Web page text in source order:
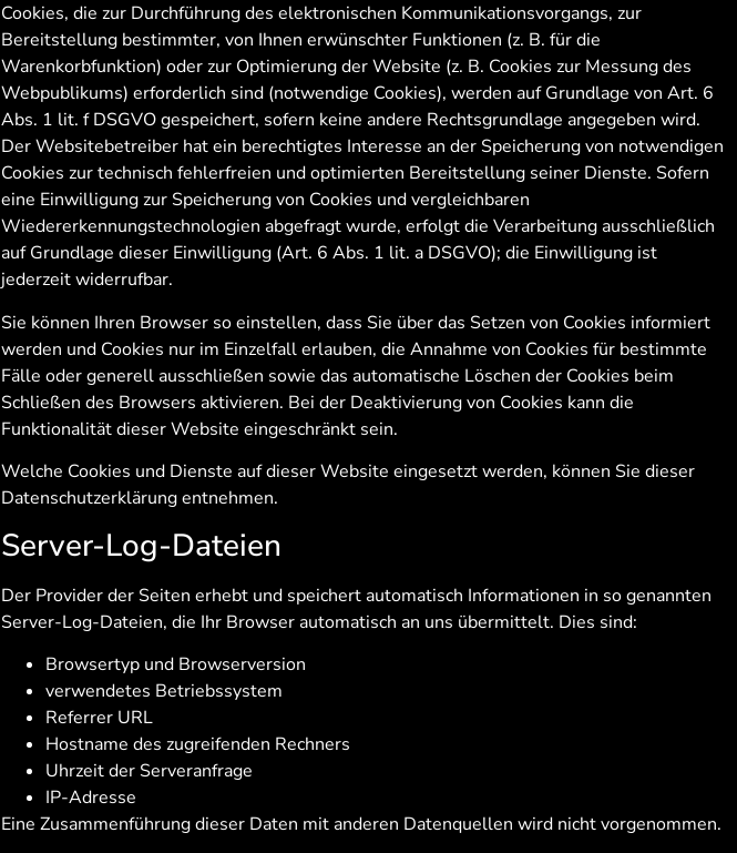
Cookies, die zur Durchführung des elektronischen Kommunikationsvorgangs, zur
Bereitstellung bestimmter, von Ihnen erwünschter Funktionen (z. B. für die
Warenkorbfunktion) oder zur Optimierung der Website (z. B. Cookies zur Messung des
Webpublikums) erforderlich sind (notwendige Cookies), werden auf Grundlage von Art. 6
Abs. 1 lit. f DSGVO gespeichert, sofern keine andere Rechtsgrundlage angegeben wird.
Der Websitebetreiber hat ein berechtigtes Interesse an der Speicherung von notwendigen
Cookies zur technisch fehlerfreien und optimierten Bereitstellung seiner Dienste. Sofern
eine Einwilligung zur Speicherung von Cookies und vergleichbaren
Wiedererkennungstechnologien abgefragt wurde, erfolgt die Verarbeitung ausschließlich
auf Grundlage dieser Einwilligung (Art. 6 Abs. 1 lit. a DSGVO); die Einwilligung ist
jederzeit widerrufbar.
Sie können Ihren Browser so einstellen, dass Sie über das Setzen von Cookies informiert
werden und Cookies nur im Einzelfall erlauben, die Annahme von Cookies für bestimmte
Fälle oder generell ausschließen sowie das automatische Löschen der Cookies beim
Schließen des Browsers aktivieren. Bei der Deaktivierung von Cookies kann die
Funktionalität dieser Website eingeschränkt sein.
Welche Cookies und Dienste auf dieser Website eingesetzt werden, können Sie dieser
Datenschutzerklärung entnehmen.
Server-Log-Dateien
Der Provider der Seiten erhebt und speichert automatisch Informationen in so genannten
Server-Log-Dateien, die Ihr Browser automatisch an uns übermittelt. Dies sind:
Browsertyp und Browserversion
verwendetes Betriebssystem
Referrer URL
Hostname des zugreifenden Rechners
Uhrzeit der Serveranfrage
IP-Adresse
Eine Zusammenführung dieser Daten mit anderen Datenquellen wird nicht vorgenommen.